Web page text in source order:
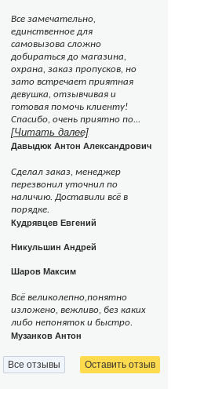
Все замечательно,
единственное для
самовызова сложно
добираться до магазина,
охрана, заказ пропусков, но
зато встречает приятная
девушка, отзывчивая и
готовая помочь клиенту!
Спасибо, очень приятно по...
[Читать далее]
Давыдюк Антон Александрович
Сделал заказ, менеджер
перезвонил уточнил по
наличию. Доставили всё в
порядке.
Кудрявцев Евгений
Никульшин Андрей
Шаров Максим
Всё великолепно,понятно
изложено, вежливо, без каких
либо непоняток и быстро.
Музанков Антон
Все отзывы Оставить отзыв